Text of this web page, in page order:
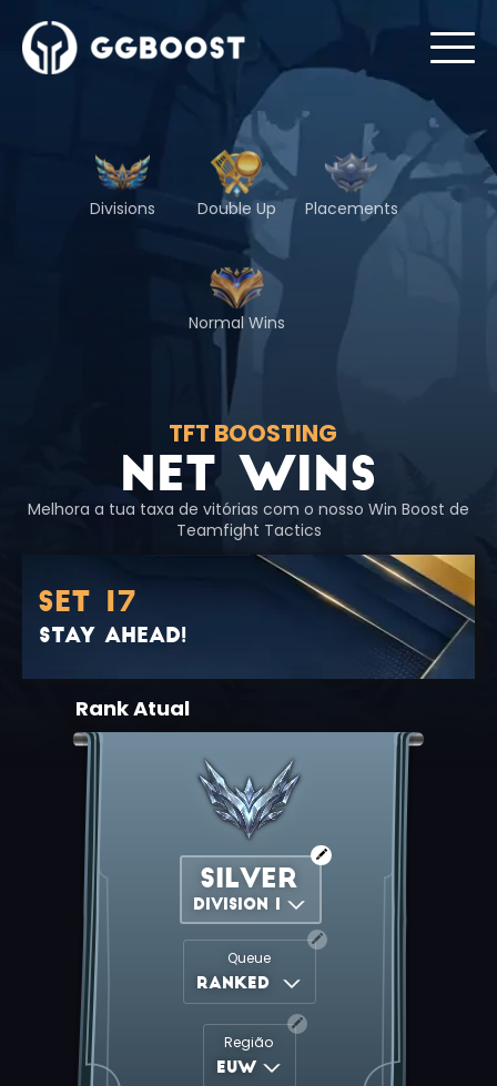
Divisions Double Up Placements
Normal Wins
TFT BOOSTING
Net Wins
Melhora a tua taxa de vitórias com o nosso Win Boost de
Teamfight Tactics
SET 17
Stay Ahead!
Rank Atual
Silver
DIVISION I
Queue
Ranked
Região
euw